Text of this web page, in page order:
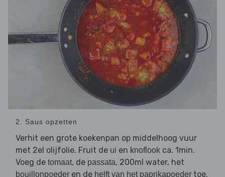
2. Saus opzetten
Verhit een grote koekenpan op middelhoog vuur
met 2el olijfolie. Fruit de ui en knoflook ca. 1min.
Voeg de tomaat, de passata, 200ml water, het
bouillonpoeder en de helft van het paprikapoeder toe.